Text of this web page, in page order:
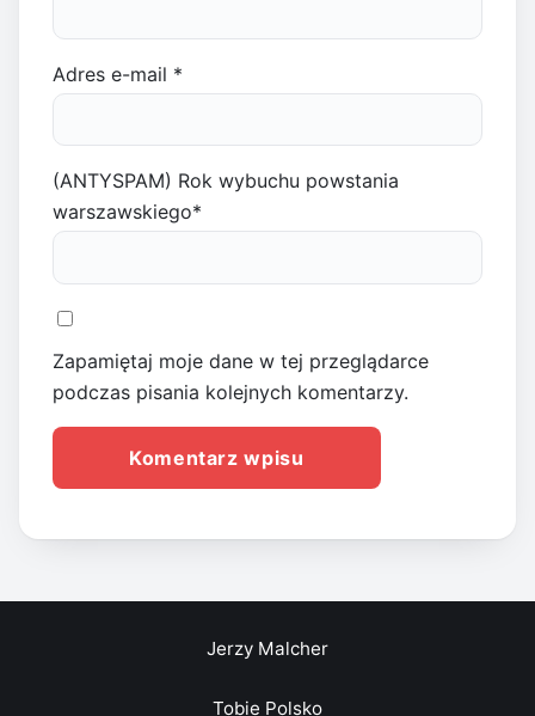
Adres e-mail *
(ANTYSPAM) Rok wybuchu powstania
warszawskiego*
Zapamiętaj moje dane w tej przeglądarce
podczas pisania kolejnych komentarzy.
Jerzy Malcher
Tobie Polsko